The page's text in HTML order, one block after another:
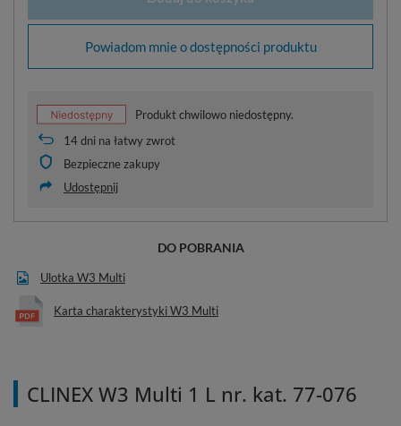
Powiadom mnie o dostępności produktu
Produkt chwilowo niedostępny.
14dni na łatwy zwrot
Bezpieczne zakupy
Udostępnij
DO POBRANIA
Ulotka W3 Multi
Karta charakterystyki W3 Multi
CLINEX W3 Multi 1 L nr. kat. 77-076